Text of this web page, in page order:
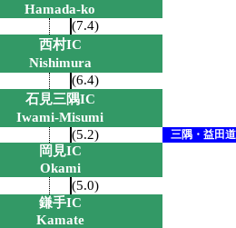
Hamada-ko
(7.4)
西村IC
Nishimura
(6.4)
石見三隅IC
Iwami-Misumi
(5.2)
三隅・益田
岡見IC
Okami
(5.0)
鎌手IC
Kamate